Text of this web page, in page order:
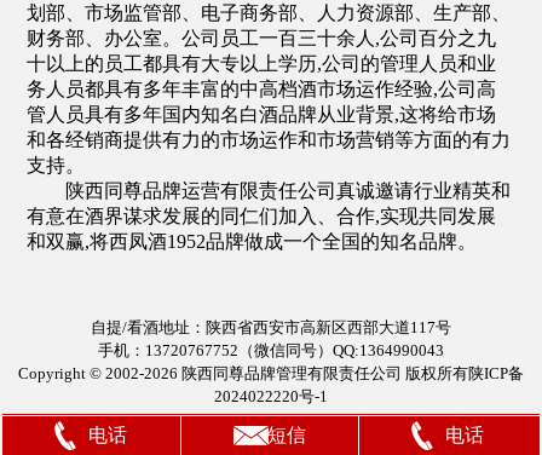
划部、市场监管部、电子商务部、人力资源部、生产部、
财务部、办公室。公司员工一百三十余人,公司百分之九
十以上的员工都具有大专以上学历,公司的管理人员和业
务人员都具有多年丰富的中高档酒市场运作经验,公司高
管人员具有多年国内知名白酒品牌从业背景,这将给市场
和各经销商提供有力的市场运作和市场营销等方面的有力
支持。
陕西同尊品牌运营有限责任公司真诚邀请行业精英和
有意在酒界谋求发展的同仁们加入、合作,实现共同发展
和双赢,将西凤酒1952品牌做成一个全国的知名品牌。
自提/看酒地址：陕西省西安市高新区西部大道117号
手机：13720767752（微信同号）QQ:1364990043
Copyright © 2002-2026 陕西同尊品牌管理有限责任公司 版权所有陕ICP备
2024022220号-1
电话 短信 电话